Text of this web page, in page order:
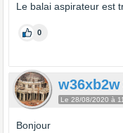
Le balai aspirateur est
0
w36xb2w
Le 28/08/2020 à
Bonjour